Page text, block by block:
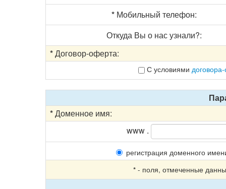
*Мобильный телефон:
Откуда Вы о нас узнали?:
*Договор-оферта:
С условиями
*Доменное имя:
www .
регистрация доменного
*- поля, отмеченные